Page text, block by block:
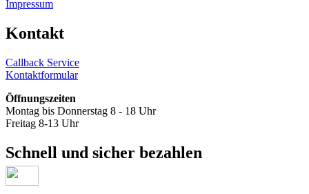
Impressum
Kontakt
Callback Service
Kontaktformular
Öffnungszeiten
Montag bis Donnerstag 8 - 18 Uhr
Freitag 8-13 Uhr
Schnell und sicher bezahlen